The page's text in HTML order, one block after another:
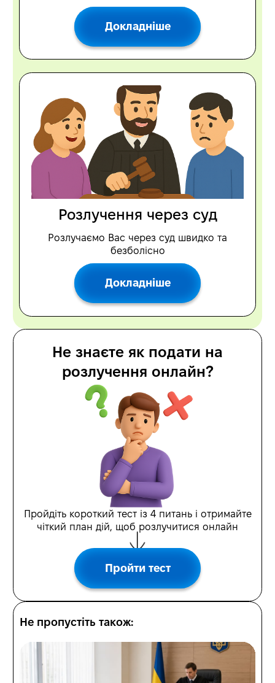
Докладніше
Розлучення через суд
Розлучаємо Вас через суд швидко та
безболісно
Докладніше
Не знаєте як подати на
розлучення онлайн?
Пройдіть короткий тест із 4 питань і отримайте
чіткий план дій, щоб розлучитися онлайн
Пройти тест
Не пропустіть також: